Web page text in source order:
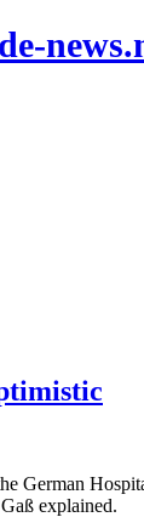
German
explained.